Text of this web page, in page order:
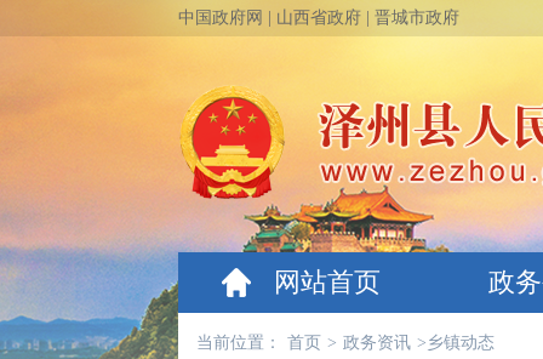
中国政府网 山西省政府 晋城市政府
网站首页 政
当前位置： 首页 > 政务资讯 > 乡镇动态